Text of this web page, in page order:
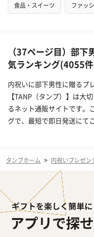
食品・スイーツ ファッ
（37ページ目）部
気ランキング(4055
内祝いに部下男性に贈るプ
【TANP（タンプ）】は大
るネット通販サイトです。
グで、最短で即日発送にて
タンプホーム > 内祝いプレゼン